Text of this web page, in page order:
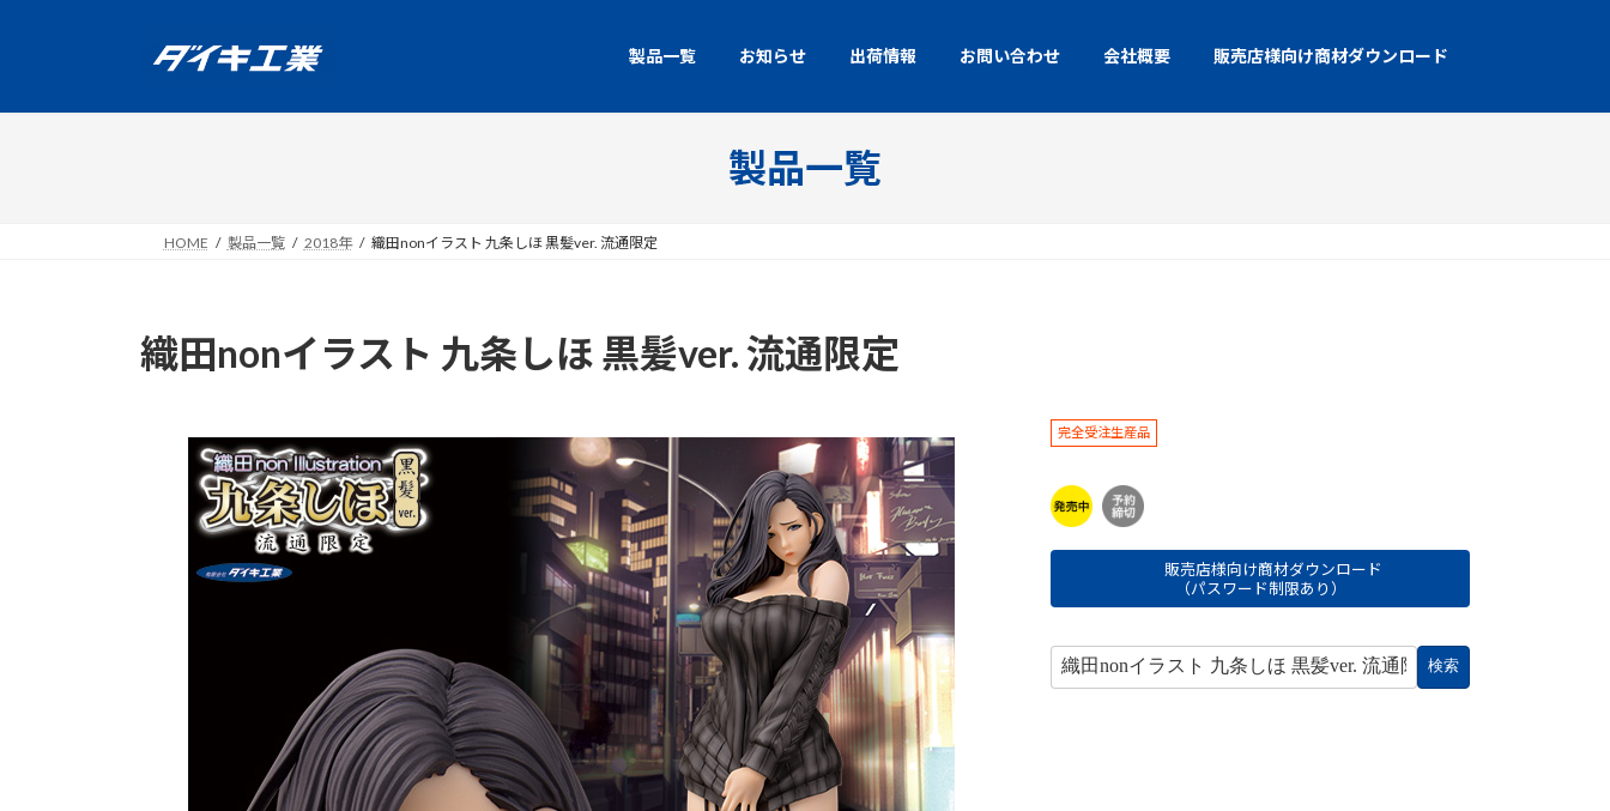
製品一覧 お知らせ 出荷情報 お問い合わせ 会社概要 販売店様向け商材ダウンロード
製品一覧
HOME 製品一覧 2018年 織田nonイラスト 九条しほ 黒髪ver. 流通限定
織田nonイラスト 九条しほ 黒髪ver. 流通限定
完全受注生産品
販売店様向け商材ダウンロード
（パスワード制限あり）